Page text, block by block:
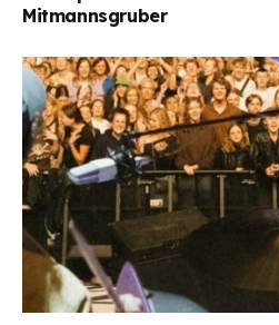
Mitmannsgruber